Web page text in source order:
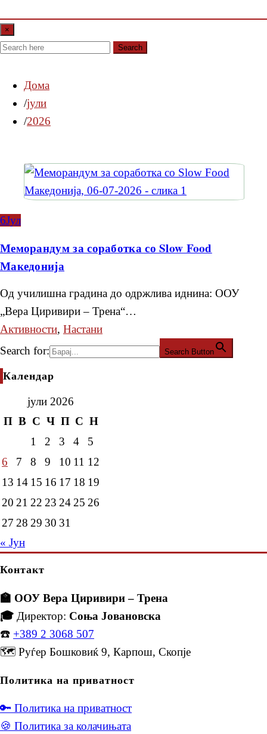
×
Search
Дома
јули
2026
6Јул
Меморандум за соработка со Slow Food
Македонија
Од училишна градина до одржлива иднина: ООУ
„Вера Циривири – Трена“…
Активности, Настани
Search for:
Search Button
Календар
јули 2026
П В С Ч П С Н
1
2 3 4
5
6
7 8 9 10 11 12
13 14 15 16 17 18 19
20 21 22 23 24 25 26
27 28 29 30 31
« Јун
Контакт
🏫 ООУ Вера Циривири – Трена
🎓 Директор: Соња Јовановска
☎️ +389 2 3068 507
🗺️ Руѓер Бошковиќ 9, Карпош, Скопје
Политика на приватност
🔑 Политика на приватност
🍪 Политика за колачињата